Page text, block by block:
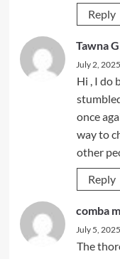
Reply
Tawna
July 2,
Hi , I do
once
way to
other
Reply
comba
July 5,
The